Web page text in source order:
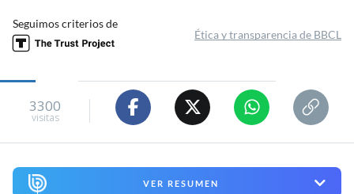
Seguimos criterios de
Ética y transparencia de BBCL
3300
visitas
VER RESUMEN